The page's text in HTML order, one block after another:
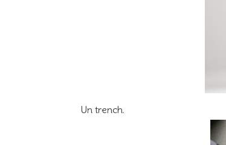
Un trench.